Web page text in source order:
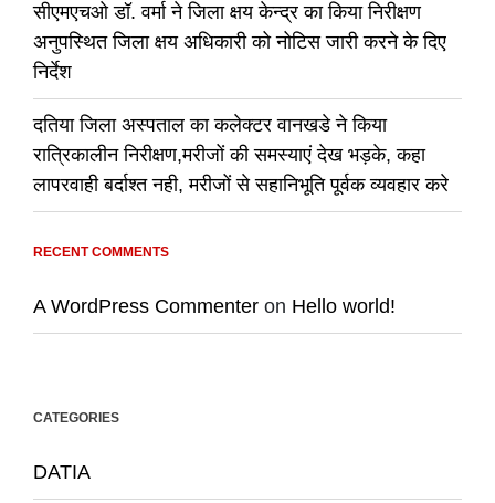
सीएमएचओ डॉ. वर्मा ने जिला क्षय केन्द्र का किया निरीक्षण
अनुपस्थित जिला क्षय अधिकारी को नोटिस जारी करने के दिए
निर्देश
दतिया जिला अस्पताल का कलेक्टर वानखडे ने किया
रात्रिकालीन निरीक्षण,मरीजों की समस्याएं देख भड़के, कहा
लापरवाही बर्दाश्त नही, मरीजों से सहानिभूति पूर्वक व्यवहार करे
RECENT COMMENTS
A WordPress Commenter on Hello world!
CATEGORIES
DATIA